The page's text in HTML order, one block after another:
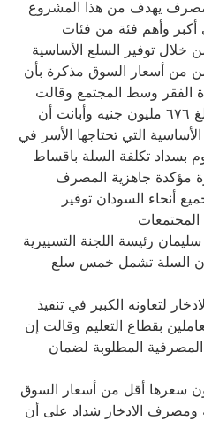
يهدف من هذا المشروع
أكبر وأهم فئة من فئات
خلال توفير السلع الأساسية
أقل بما يتجاوز ال٣٠٪ من من أسعار السوق مذكرة بأن
وسط المجتمع وقالت
إن تكلفة تنفيذ هذا المشروع تبلغ ٦٧٦ مليون جنيه وأبانت أن
التي تحتاجها الأسر في
بسداد تكلفة السلة باقساط
ميسرة مؤكدة جاهزية المصرف
عبر فروعه ال٦٦ بجميع أنحاء السودان توفير
رئيسة اللجنة التسييرية
أن السلة تشمل خمس سلع
لتعاونه الكبير في تنفيذ
بقطاع التعليم وقالت إن
المطلوبة لضمان
سعرها أقل من أسعار السوق
ومصرف الادخار شداد على أن